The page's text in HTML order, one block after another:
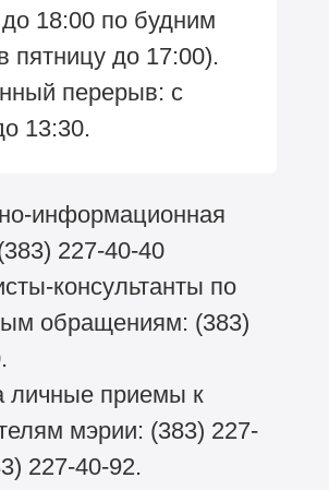
18:00 по будним
пятницу до 17:00).
перерыв: с
13:30.
информационная
227-40-40
консультанты по
обращениям: (383)
личные приемы к
мэрии: (383) 227-
227-40-92.